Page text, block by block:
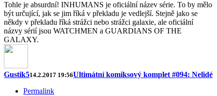
Tohle je absurdní! INHUMANS je oficiální název série. To by mělo
být určující, jak se jim říká v překladu je vedlejší. Stejně jako se
někdy v překladu říká strážci nebo strážci galaxie, ale oficiální
názvy sérií jsou WATCHMEN a GUARDIANS OF THE
GALAXY.
Gustik514.2.2017 19:56Ultimátní komiksový komplet #094: Nelidé
Permalink